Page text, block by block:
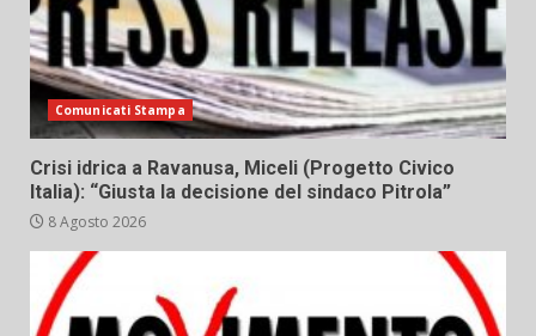
Comunicati Stampa
Crisi idrica a Ravanusa, Miceli (Progetto Civico
Italia): “Giusta la decisione del sindaco Pitrola”
8 Agosto 2026